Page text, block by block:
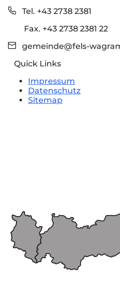
Tel. +43 2738 2381
Fax. +43 2738 2381 22
gemeinde@fels-
Quick Links
Impressum
Datenschutz
Sitemap